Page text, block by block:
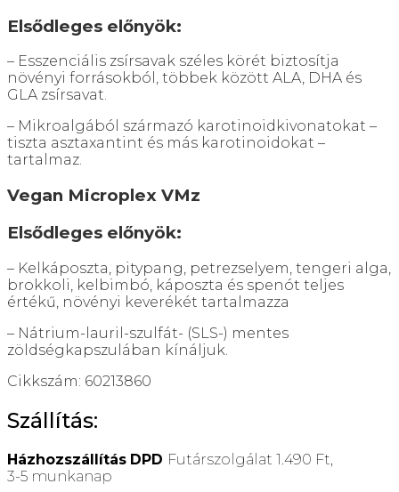
Elsődleges előnyök:
– Esszenciális zsírsavak széles körét biztosítja
növényi forrásokból, többek között ALA, DHA és
GLA zsírsavat.
– Mikroalgából származó karotinoidkivonatokat –
tiszta asztaxantint és más karotinoidokat –
tartalmaz.
Vegan Microplex VMz
Elsődleges előnyök:
– Kelkáposzta, pitypang, petrezselyem, tengeri alga,
brokkoli, kelbimbó, káposzta és spenót teljes
értékű, növényi keverékét tartalmazza
– Nátrium-lauril-szulfát- (SLS-) mentes
zöldségkapszulában kínáljuk.
Cikkszám: 60213860
Szállítás:
Házhozszállítás DPD Futárszolgálat 1.490 Ft,
3-5 munkanap